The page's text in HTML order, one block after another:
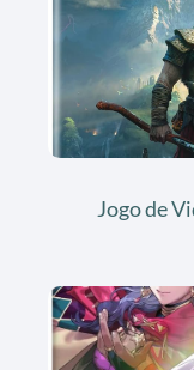
Jogo de